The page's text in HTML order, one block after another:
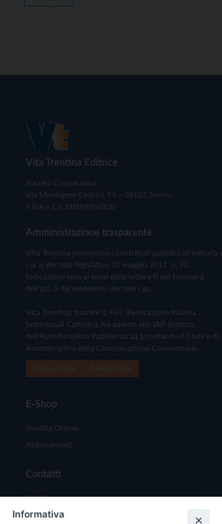
Vita Trentina Editrice
Società Cooperativa
Via Monsignor Endrici, 14 – 38122 Trento
P.IVA e C.F. 00199960220
Amministrazione trasparente
Vita Trentina percepisce i contributi pubblici all'editoria
cui al decreto legislativo 15 maggio 2017, n. 70.
Indicazione resa ai sensi della lettera f) del comma 2
dell'art. 5 del medesimo decreto Lgs.
Vita Trentina, tramite la Fisc (Federazione Italiana
Settimanali Cattolici), ha aderito allo IAP (Istituto
dell'Autodisciplina Pubblicitaria) accettando il Codice di
Autodisciplina della Comunicazione Commerciale
E-Shop
Vendita Online
Abbonamenti
Contatti
Chi Siamo
Redazione
Informativa